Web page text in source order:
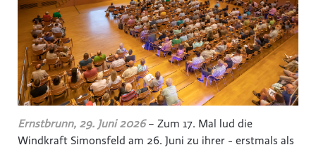
Monat der Hautgesundheit
Notariatskammer für Salzburg
Skiregion Hochkönig
Schlumberger
St. Peter Stiftskulinarium
Ernstbrunn, 29. Juni 2026– Zum 17. Mal lud die
Windkraft Simonsfeld am 26. Juni zu ihrer - erstmals als